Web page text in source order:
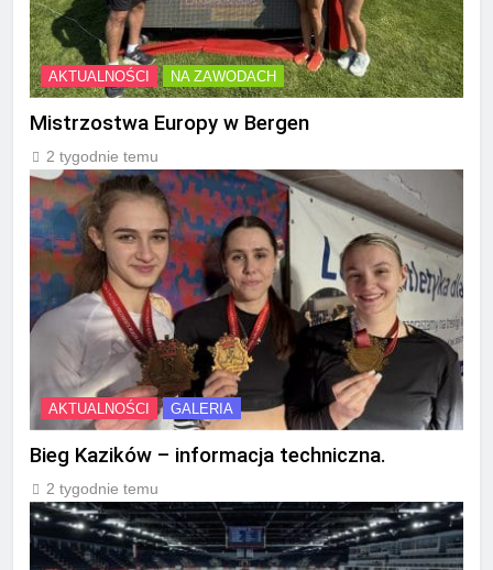
AKTUALNOŚCI NA ZAWODACH
Mistrzostwa Europy w Bergen
2 tygodnie temu
AKTUALNOŚCI GALERIA
Bieg Kazików – informacja techniczna.
2 tygodnie temu